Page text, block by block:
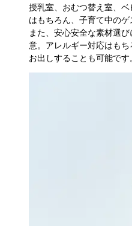
授乳室、おむつ替え室、
はもちろん、子育て中のゲ
また、安心安全な素材選
意。アレルギー対応はも
お出しすることも可能です。